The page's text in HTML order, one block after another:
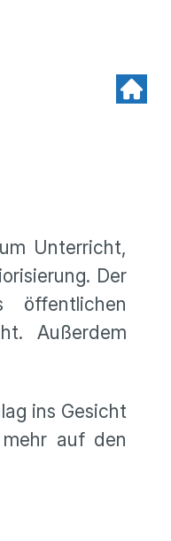
Unterricht,
Der
öffentlichen
Außerdem
ins Gesicht
auf den